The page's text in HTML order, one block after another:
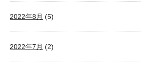
2022年8月 (5)
2022年7月 (2)